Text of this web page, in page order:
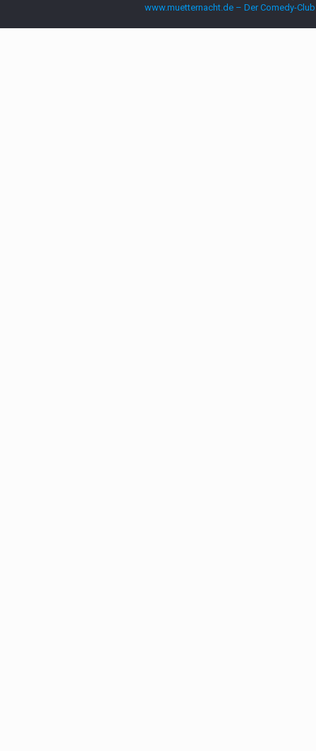
www.muetternacht.de – Der Comedy-Club